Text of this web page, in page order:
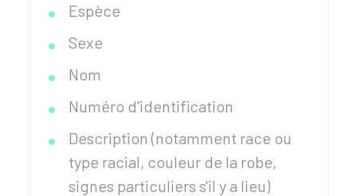
Espèce
Sexe
Nom
Numéro d'identification
Description (notamment race ou
type racial, couleur de la robe,
signes particuliers s'il y a lieu)